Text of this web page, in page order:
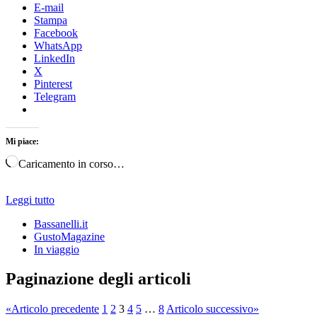
E-mail
Stampa
Facebook
WhatsApp
LinkedIn
X
Pinterest
Telegram
Mi piace:
Caricamento in corso…
Leggi tutto
Bassanelli.it
GustoMagazine
In viaggio
Paginazione degli articoli
«Articolo precedente 1 2 3 4 5 … 8 Articolo successivo»